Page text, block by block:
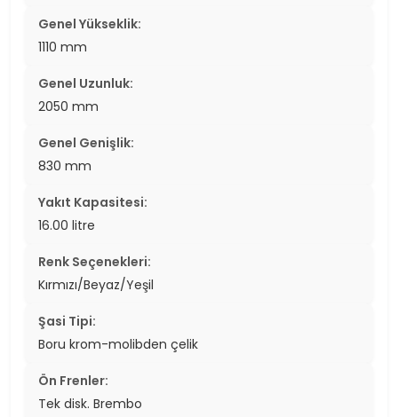
Genel Yükseklik:
1110 mm
Genel Uzunluk:
2050 mm
Genel Genişlik:
830 mm
Yakıt Kapasitesi:
16.00 litre
Renk Seçenekleri:
Kırmızı/Beyaz/Yeşil
Şasi Tipi:
Boru krom-molibden çelik
Ön Frenler:
Tek disk. Brembo